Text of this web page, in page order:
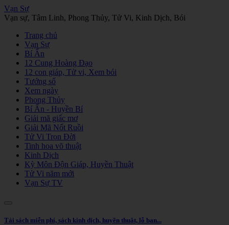
Vạn Sự
Vạn sự, Tâm Linh, Phong Thủy, Tử Vi, Kinh Dịch, Bói
Trang chủ
Vạn Sự
Bí Ẩn
12 Cung Hoàng Đạo
12 con giáp, Tử vi, Xem bói
Tướng số
Xem ngày
Phong Thủy
Bí Ẩn - Huyền Bí
Giải mã giấc mơ
Giải Mã Nốt Ruồi
Tử Vi Trọn Đời
Tinh hoa võ thuật
Kinh Dịch
Kỳ Môn Độn Giáp, Huyền Thuật
Tử Vi năm mới
Vạn Sự TV
Tải sách miễn phí, sách kinh dịch, huyền thuật, lỗ ban...